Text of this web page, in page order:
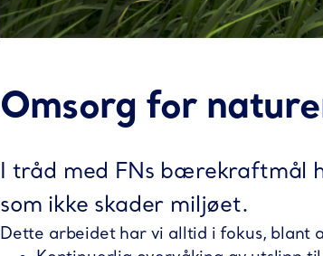
Omsorg for
I tråd med FNs bærekraftmål
som ikke skader miljøet.
Dette arbeidet har vi alltid i fokus, blant